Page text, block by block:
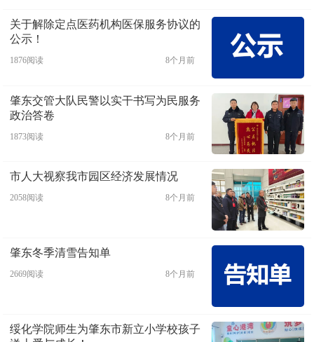
关于解除定点医药机构医保服务协议的
公示！
1876阅读 8个月前
肇东交管大队民警以实干书写为民服务
政治答卷
1873阅读 8个月前
市人大视察我市园区经济发展情况
2058阅读 8个月前
肇东冬季清雪告知单
2669阅读 8个月前
绥化学院师生为肇东市新立小学校孩子